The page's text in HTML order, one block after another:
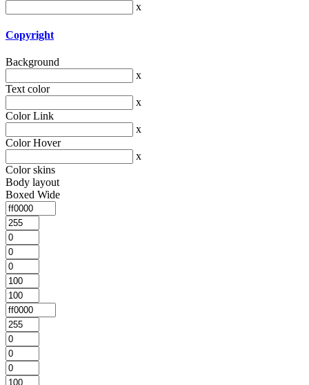
x
Copyright
Background
x
Text color
x
Color Link
x
Color Hover
x
Color skins
Body layout
Boxed Wide